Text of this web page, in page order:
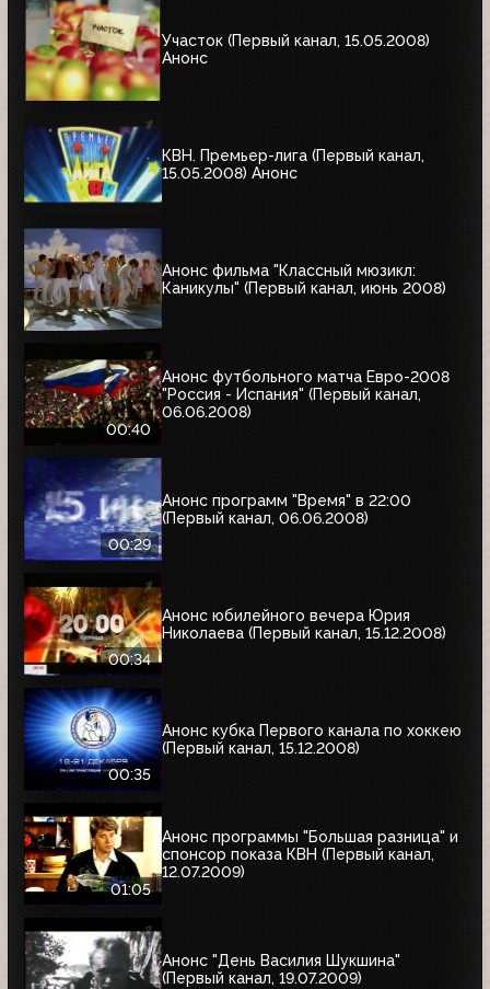
Участок (Первый канал, 15.05.2008)
Анонс
КВН. Премьер-лига (Первый канал,
15.05.2008) Анонс
Анонс фильма "Классный мюзикл:
Каникулы" (Первый канал, июнь 2008)
00:40
Анонс футбольного матча Евро-2008
"Россия - Испания" (Первый канал,
06.06.2008)
00:29
Анонс программ "Время" в 22:00
(Первый канал, 06.06.2008)
00:34
Анонс юбилейного вечера Юрия
Николаева (Первый канал, 15.12.2008)
00:35
Анонс кубка Первого канала по хоккею
(Первый канал, 15.12.2008)
01:05
Анонс программы "Большая разница" и
спонсор показа КВН (Первый канал,
12.07.2009)
Анонс "День Василия Шукшина"
(Первый канал, 19.07.2009)